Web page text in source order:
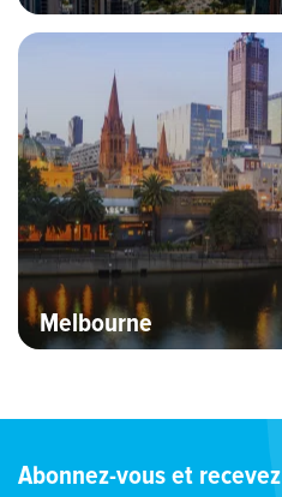
Melbourne
Bannière Hero image
Abonnez-vous et recevez